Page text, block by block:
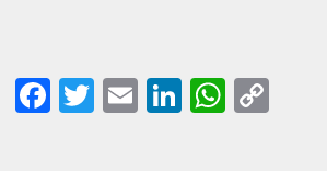
Facebook
Twitter
EmailLinkedIn